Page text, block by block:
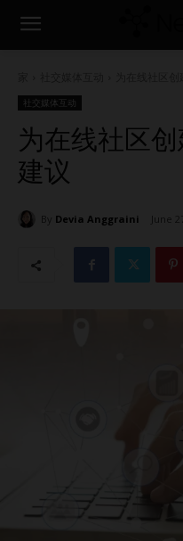
社交媒体互动
为在线社区
建议
By Devia Anggraini June